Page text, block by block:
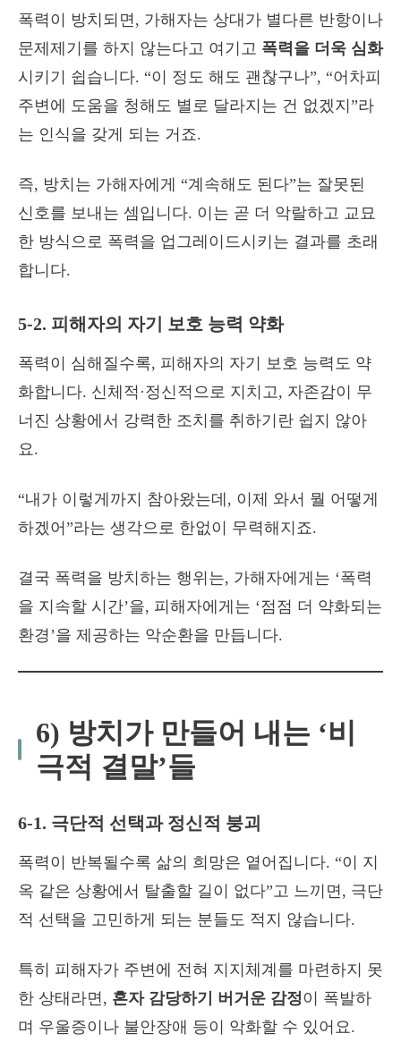
폭력이 방치되면, 가해자는 상대가 별다른 반항이나
문제제기를 하지 않는다고 여기고 폭력을 더욱 심화
시키기 쉽습니다. “이 정도 해도 괜찮구나”, “어차피
주변에 도움을 청해도 별로 달라지는 건 없겠지”라
는 인식을 갖게 되는 거죠.
즉, 방치는 가해자에게 “계속해도 된다”는 잘못된
신호를 보내는 셈입니다. 이는 곧 더 악랄하고 교묘
한 방식으로 폭력을 업그레이드시키는 결과를 초래
합니다.
5-2. 피해자의 자기 보호 능력 약화
폭력이 심해질수록, 피해자의 자기 보호 능력도 약
화합니다. 신체적·정신적으로 지치고, 자존감이 무
너진 상황에서 강력한 조치를 취하기란 쉽지 않아
요.
“내가 이렇게까지 참아왔는데, 이제 와서 뭘 어떻게
하겠어”라는 생각으로 한없이 무력해지죠.
결국 폭력을 방치하는 행위는, 가해자에게는 ‘폭력
을 지속할 시간’을, 피해자에게는 ‘점점 더 약화되는
환경’을 제공하는 악순환을 만듭니다.
6) 방치가 만들어 내는 ‘비
극적 결말’들
6-1. 극단적 선택과 정신적 붕괴
폭력이 반복될수록 삶의 희망은 옅어집니다. “이 지
옥 같은 상황에서 탈출할 길이 없다”고 느끼면, 극단
적 선택을 고민하게 되는 분들도 적지 않습니다.
특히 피해자가 주변에 전혀 지지체계를 마련하지 못
한 상태라면, 혼자 감당하기 버거운 감정이 폭발하
며 우울증이나 불안장애 등이 악화할 수 있어요.